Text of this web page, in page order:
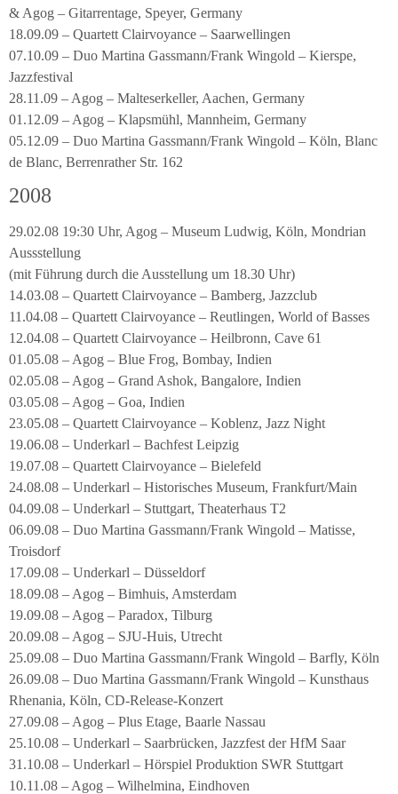
& Agog – Gitarrentage, Speyer, Germany
18.09.09 – Quartett Clairvoyance – Saarwellingen
07.10.09 – Duo Martina Gassmann/Frank Wingold – Kierspe,
Jazzfestival
28.11.09 – Agog – Malteserkeller, Aachen, Germany
01.12.09 – Agog – Klapsmühl, Mannheim, Germany
05.12.09 – Duo Martina Gassmann/Frank Wingold – Köln, Blanc
de Blanc, Berrenrather Str. 162
2008
29.02.08 19:30 Uhr, Agog – Museum Ludwig, Köln, Mondrian
Aussstellung
(mit Führung durch die Ausstellung um 18.30 Uhr)
14.03.08 – Quartett Clairvoyance – Bamberg, Jazzclub
11.04.08 – Quartett Clairvoyance – Reutlingen, World of Basses
12.04.08 – Quartett Clairvoyance – Heilbronn, Cave 61
01.05.08 – Agog – Blue Frog, Bombay, Indien
02.05.08 – Agog – Grand Ashok, Bangalore, Indien
03.05.08 – Agog – Goa, Indien
23.05.08 – Quartett Clairvoyance – Koblenz, Jazz Night
19.06.08 – Underkarl – Bachfest Leipzig
19.07.08 – Quartett Clairvoyance – Bielefeld
24.08.08 – Underkarl – Historisches Museum, Frankfurt/Main
04.09.08 – Underkarl – Stuttgart, Theaterhaus T2
06.09.08 – Duo Martina Gassmann/Frank Wingold – Matisse,
Troisdorf
17.09.08 – Underkarl – Düsseldorf
18.09.08 – Agog – Bimhuis, Amsterdam
19.09.08 – Agog – Paradox, Tilburg
20.09.08 – Agog – SJU-Huis, Utrecht
25.09.08 – Duo Martina Gassmann/Frank Wingold – Barfly, Köln
26.09.08 – Duo Martina Gassmann/Frank Wingold – Kunsthaus
Rhenania, Köln, CD-Release-Konzert
27.09.08 – Agog – Plus Etage, Baarle Nassau
25.10.08 – Underkarl – Saarbrücken, Jazzfest der HfM Saar
31.10.08 – Underkarl – Hörspiel Produktion SWR Stuttgart
10.11.08 – Agog – Wilhelmina, Eindhoven